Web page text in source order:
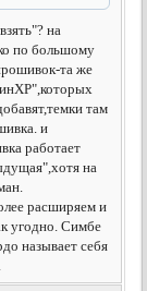
на
по большому
та же
там
и
работает
на
расширяем и
угодно. Симбе
называет себя